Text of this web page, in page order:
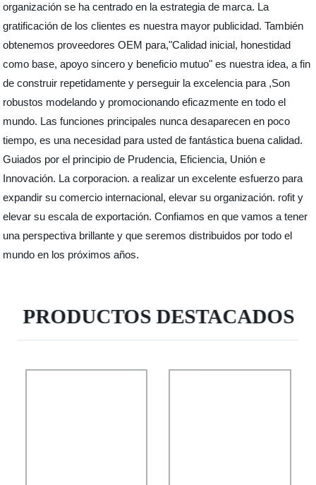
organización se ha centrado en la estrategia de marca. La
gratificación de los clientes es nuestra mayor publicidad. También
obtenemos proveedores OEM para,"Calidad inicial, honestidad
como base, apoyo sincero y beneficio mutuo" es nuestra idea, a fin
de construir repetidamente y perseguir la excelencia para ,Son
robustos modelando y promocionando eficazmente en todo el
mundo. Las funciones principales nunca desaparecen en poco
tiempo, es una necesidad para usted de fantástica buena calidad.
Guiados por el principio de Prudencia, Eficiencia, Unión e
Innovación. La corporacion. a realizar un excelente esfuerzo para
expandir su comercio internacional, elevar su organización. rofit y
elevar su escala de exportación. Confiamos en que vamos a tener
una perspectiva brillante y que seremos distribuidos por todo el
mundo en los próximos años.
PRODUCTOS DESTACADOS